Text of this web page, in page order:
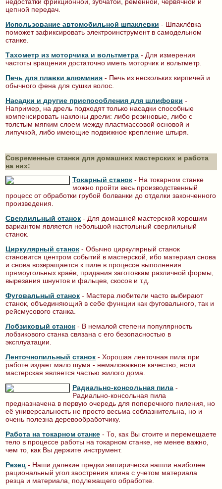
цепной передач.
Использование автомобильной шпаклевки - Шпаклёвка
поможет зафиксировать электроинструмент в самодельном
станке.
Тахометр из моторчика и вольтметра - Для измерения
частоты вращения достаточно иметь моторчик и вольтметр.
Печь для плавки алюминия - Печь из нескольких кирпичей и
обычного фена для сушки волос.
Насадки и другие приспособления для шлифовки -
Например, на дрель подходят только насадки способные
компенсировать наклоны дрели: либо резиновые, либо с
толстым мягким слоем между пластмассовой основой и
липучкой, либо имеющие подвижное крепление штыря.
Современные станки для домашних мастерских и работа
на них:
Токарный станок- На токарном станке
можно пройти весь производственный
процесс от обработки грубой болванки до отделки законченного
произведения.
Сверлильный станок - Для домашней мастерской хорошим
вариантом является небольшой настольный сверлильный
станок.
Циркулярный станок - Обычно циркулярный станок
становится центром событий в мастерской, ибо материал снова
и снова возвращается к пиле в процессе выполнения
прямоугольных краёв, придания заготовкам различной формы,
вырезания шнунтов и фальцев, скосов и т.д.
Фуговальный станок - Мастера любители часто выбирают
станок, объединяющий в себе функции как фуговального, так и
рейсмусового станка.
Лобзиковый станок - В немалой степени популярность
лобзикового станка связана с его безопасностью в
эксплуатации.
Ленточнопильный станок - Хорошая ленточная пила при
работе издает мало шума - немаловажное качество, если
мастерская является частью жилого дома.
Радиально-консольная пила-
Радиально-консольная пила
предназначена в первую очередь для поперечного пиления, но
её универсальность не просто весьма соблазнительна, но и
очень полезна деревообработчику.
Работа на токарном станке - То, как Вы стоите и перемещаете
тело в процессе работы на токарном станке, не менее важно,
чем то, как Вы держите инструмент.
Резец - Наши далекие предки эмпирически нашли наиболее
рациональный угол заострения клина с учетом материала
резца и материала, подлежащего обработке.